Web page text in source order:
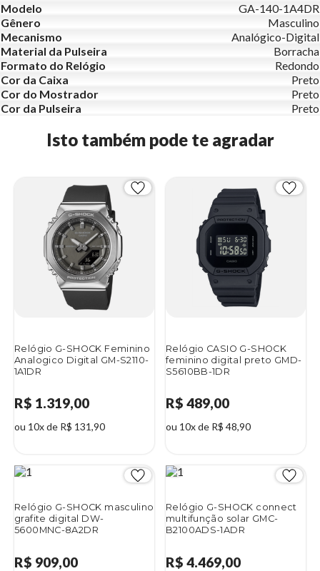
Modelo
GA-140-1A4DR
Gênero
Masculino
Mecanismo
Analógico-Digital
Material da Pulseira
Borracha
Formato do Relógio
Redondo
Cor da Caixa
Preto
Cor do Mostrador
Preto
Cor da Pulseira
Preto
Isto também pode te agradar
Relógio G-SHOCK Feminino
Analogico Digital GM-S2110-
1A1DR
R$ 1.319,00
ou 10x de R$ 131,90
Relógio CASIO G-SHOCK
feminino digital preto GMD-
S5610BB-1DR
R$ 489,00
ou 10x de R$ 48,90
Relógio G-SHOCK masculino
grafite digital DW-
5600MNC-8A2DR
R$ 909,00
Relógio G-SHOCK connect
multifunção solar GMC-
B2100ADS-1ADR
R$ 4.469,00